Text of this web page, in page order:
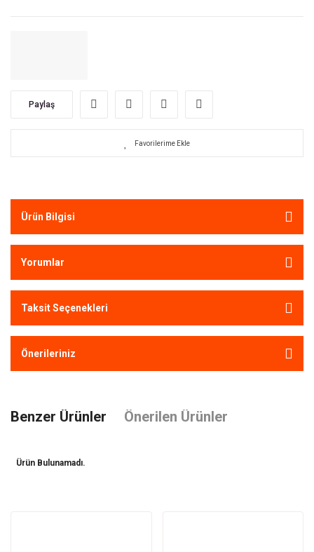
Paylaş
Ürün Bilgisi
Yorumlar
Taksit Seçenekleri
Önerileriniz
Benzer Ürünler Önerilen Ürünler
Ürün Bulunamadı.